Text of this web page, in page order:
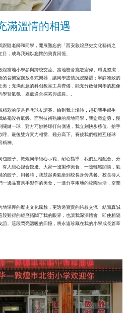
滿溫情的相遇
隨老師和同學，開展難忘的「西安敦煌歷史文化藝術之
，成為我難以忘懷的寶貴回憶。
當地小學參與跨校交流。當地校舍寬敞宏偉、環境整潔，
音樂室摆放各式樂器，讓同學盡情沉浸樂韻；寧靜雅致的
；充滿創意的科创教室工具齊備，能充分啟發同學的想像
習氣氛，處處適合探索與成長。。
彩的便是乒乓球友誼賽。輪到我上場時，起初我手感生
毫沒有氣餒。面對技術熟練的當地同學，我愈戰愈勇，慢
鍵一球，對方巧妙將球打向側邊，我立刻快步移位、抬手
。最後雙方實力相當、難分高下。賽後我們輕輕互碰球
神。
包餃子。敦煌同學細心示範、耐心指導，我們互相配合、分
人細心捏合餃邊。大家一邊製作美食，一邊輕鬆閒談，氣
餃子。用餐時，我鼓起勇氣坐到校長身旁共餐。校長待人
邊品嘗亲手製作的美食，一邊分享兩地的校園生活，空間
深厚的歷史文化風貌，更透過寶貴的跨校交流，結識真誠
難得的經歷拓闊了我的眼界，也讓我深深體會：即使相隔
。這段閃亮溫暖的回憶，將永遠珍藏在我的小學成長篇章